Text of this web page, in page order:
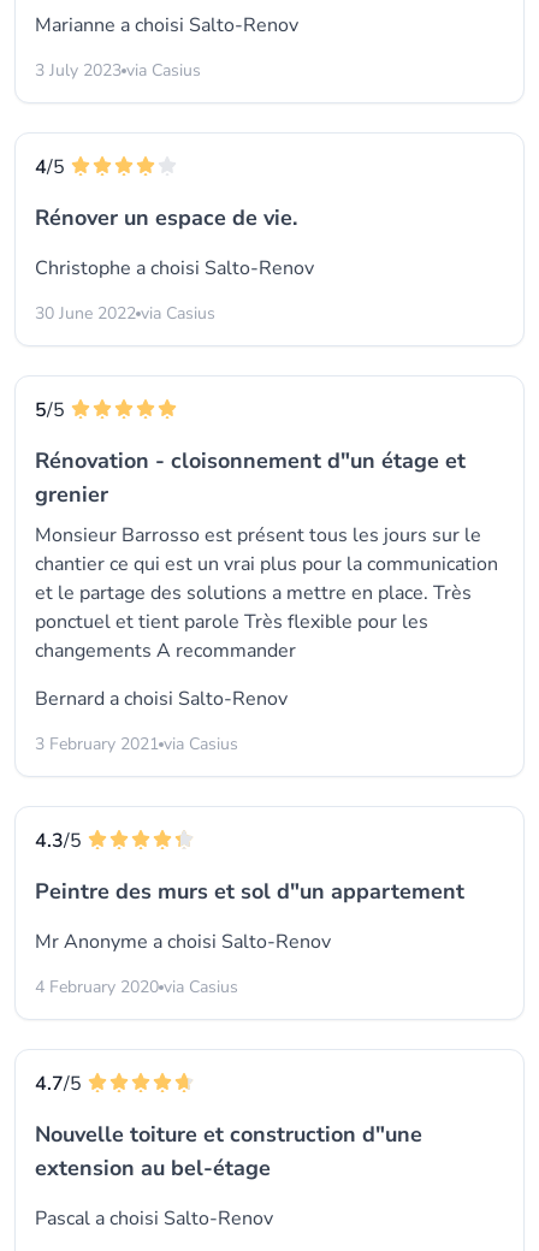
Marianne a choisi Salto-Renov
3 July 2023 via Casius
4/5
Rénover un espace de vie.
Christophe a choisi Salto-Renov
30 June 2022 via Casius
5/5
Rénovation - cloisonnement d"un étage et
grenier
Monsieur Barrosso est présent tous les jours sur le
chantier ce qui est un vrai plus pour la communication
et le partage des solutions a mettre en place. Très
ponctuel et tient parole Très flexible pour les
changements A recommander
Bernard a choisi Salto-Renov
3 February 2021 via Casius
4.3/5
Peintre des murs et sol d"un appartement
Mr Anonyme a choisi Salto-Renov
4 February 2020 via Casius
4.7/5
Nouvelle toiture et construction d"une
extension au bel-étage
Pascal a choisi Salto-Renov